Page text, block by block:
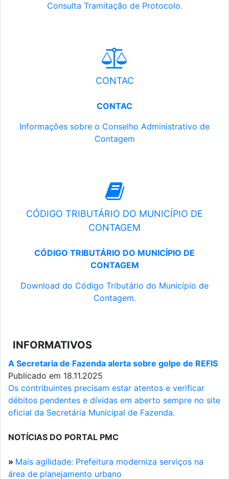
Consulta Tramitação de Protocolo.
CONTAC
CONTAC
Informações sobre o Conselho Administrativo de
Contagem
CÓDIGO TRIBUTÁRIO DO MUNICÍPIO DE
CONTAGEM
CÓDIGO TRIBUTÁRIO DO MUNICÍPIO DE
CONTAGEM
Download do Código Tributário do Município de
Contagem.
INFORMATIVOS
A Secretaria de Fazenda alerta sobre golpe de REFIS
Publicado em 18.11.2025
Os contribuintes precisam estar atentos e verificar
débitos pendentes e dívidas em aberto sempre no site
oficial da Secretária Municipal de Fazenda.
NOTÍCIAS DO PORTAL PMC
» Mais agilidade: Prefeitura moderniza serviços na
área de planejamento urbano